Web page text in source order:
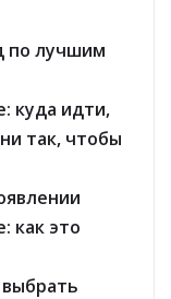
по лучшим
куда идти,
так, чтобы
как это